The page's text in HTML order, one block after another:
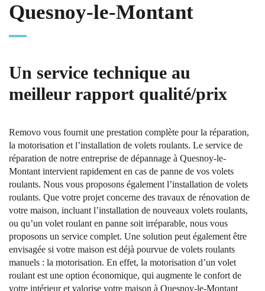
Quesnoy-le-Montant
Un service technique au
meilleur rapport qualité/prix
Removo vous fournit une prestation complète pour la réparation,
la motorisation et l’installation de volets roulants. Le service de
réparation de notre entreprise de dépannage à Quesnoy-le-
Montant intervient rapidement en cas de panne de vos volets
roulants. Nous vous proposons également l’installation de volets
roulants. Que votre projet concerne des travaux de rénovation de
votre maison, incluant l’installation de nouveaux volets roulants,
ou qu’un volet roulant en panne soit irréparable, nous vous
proposons un service complet. Une solution peut également être
envisagée si votre maison est déjà pourvue de volets roulants
manuels : la motorisation. En effet, la motorisation d’un volet
roulant est une option économique, qui augmente le confort de
votre intérieur et valorise votre maison à Quesnoy-le-Montant